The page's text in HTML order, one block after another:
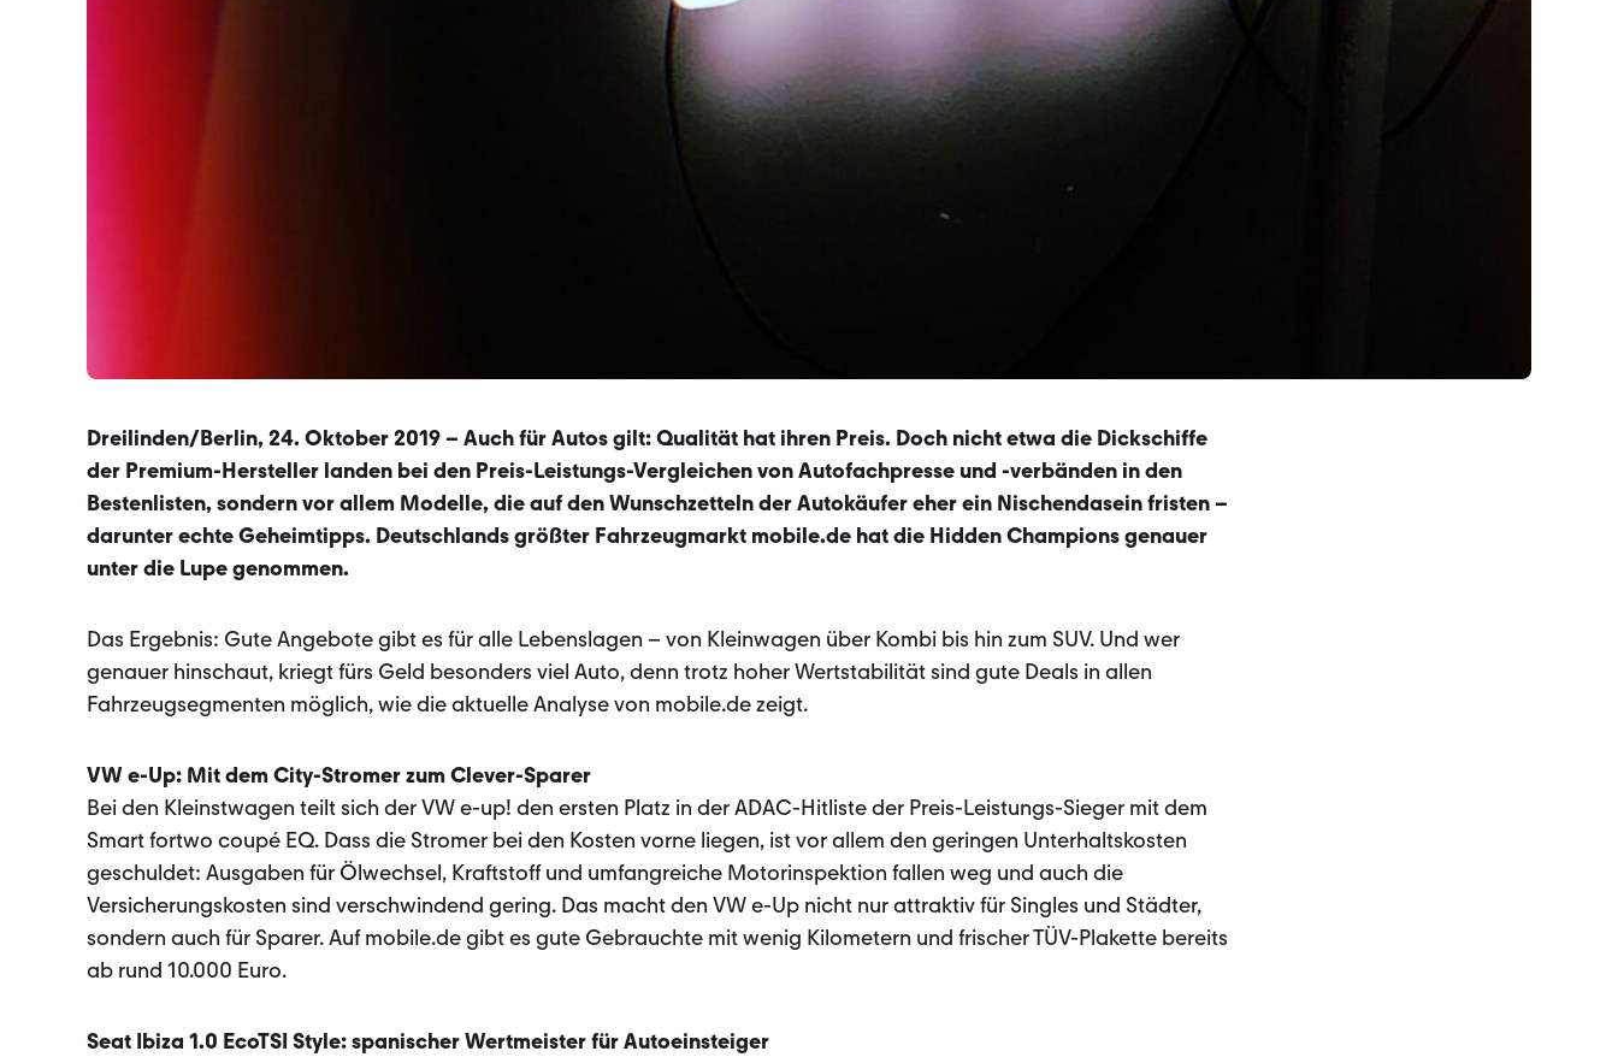
Dreilinden/Berlin, 24. Oktober 2019 – Auch für Autos gilt: Qualität hat ih­ren Preis. Doch nicht etwa die Dickschiffe
der Premium-Hersteller landen bei den Preis-Leistungs-Vergleichen von Autofachpresse und -verbänden in den
Bestenlisten, sondern vor allem Modelle, die auf den Wunschzetteln der Autokäufer eher ein Nischendasein fristen –
darunter echte Geheim­tipps. Deutschlands größter Fahrzeugmarkt mobile.de hat die Hidden Champions genauer
unter die Lupe genommen.
Das Ergebnis: Gute Angebote gibt es für alle Lebenslagen – von Kleinwagen über Kombi bis hin zum SUV. Und wer
genauer hinschaut, kriegt fürs Geld besonders viel Auto, denn trotz hoher Wertstabilität sind gute Deals in allen
Fahrzeugsegmenten möglich, wie die aktuelle Analyse von mobile.de zeigt.
VW e-Up: Mit dem City-Stromer zum Clever-Sparer
Bei den Kleinstwagen teilt sich der VW e-up! den ersten Platz in der ADAC-Hitliste der Preis-Leistungs-Sieger mit dem
Smart fortwo coupé EQ. Dass die Stromer bei den Kosten vorne liegen, ist vor allem den geringen Unterhaltskosten
geschuldet: Ausgaben für Ölwechsel, Kraftstoff und umfangreiche Motorinspektion fallen weg und auch die
Versicherungskosten sind verschwindend gering. Das macht den VW e-Up nicht nur attraktiv für Singles und Städter,
sondern auch für Sparer. Auf mobile.de gibt es gute Gebrauchte mit wenig Kilometern und frischer TÜV-Plakette bereits
ab rund 10.000 Euro.
Seat Ibiza 1.0 EcoTSI Style: spanischer Wertmeister für Autoeinsteiger